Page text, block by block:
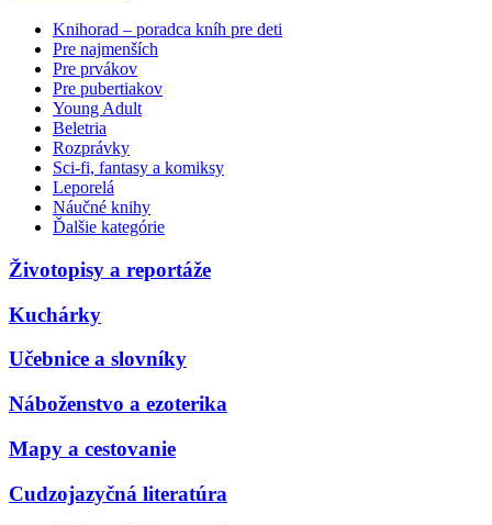
Knihorad – poradca kníh pre deti
Pre najmenších
Pre prvákov
Pre pubertiakov
Young Adult
Beletria
Rozprávky
Sci-fi, fantasy a komiksy
Leporelá
Náučné knihy
Ďalšie kategórie
Životopisy a reportáže
Kuchárky
Učebnice a slovníky
Náboženstvo a ezoterika
Mapy a cestovanie
Cudzojazyčná literatúra